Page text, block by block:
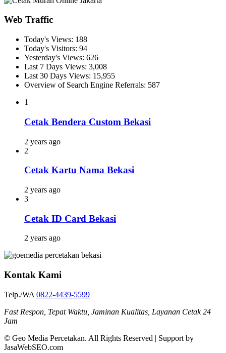
Web Traffic
Today's Views: 188
Today's Visitors: 94
Yesterday's Views: 626
Last 7 Days Views: 3,008
Last 30 Days Views: 15,955
Overview of Search Engine Referrals: 587
1
Cetak Bendera Custom Bekasi
2 years ago
2
Cetak Kartu Nama Bekasi
2 years ago
3
Cetak ID Card Bekasi
2 years ago
Kontak Kami
Telp./WA 0822-4439-5599
Fast Respon, Tepat Waktu, Jaminan Kualitas, Layanan Cetak 24
Jam
© Geo Media Percetakan. All Rights Reserved | Support by
JasaWebSEO.com